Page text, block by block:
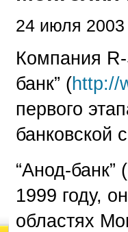
24 июля 2003
Компания
банк” (http://
первого
банковской
“Анод-
1999 году,
областях